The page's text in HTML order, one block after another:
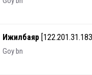
Ижилбаяр [122.201.31.183]
Goy bn